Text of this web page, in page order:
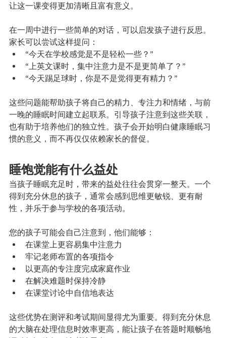
让这一课变得更加清晰且富有意义。
在一周中进行一些简单的对话，可以启发孩子进行反思。
家长可以尝试这样提问：
“今天在学校感觉是不是轻松一些？”
“上英文课时，集中注意力是不是更简单了？”
“今天踢足球时，你是不是觉得更有精力？”
这些问题能帮助孩子将自己的精力、专注力和情绪，与前
一晚的睡眠时间建立起联系。引导孩子注意到这些关联，
也有助于培养他们的独立性。孩子会开始明白健康睡眠习
惯的意义，而不再仅仅依赖家长的督促。
睡饱觉能有什么益处
当孩子睡眠充足时，带来的益处往往会贯穿一整天。一个
得到充分休息的孩子，通常会感到思维更敏锐、更有耐
性，并乐于参与学校的各项活动。
您的孩子可能会自己注意到，他们能够：
在课堂上更容易集中注意力
牢记老师布置的各项指令
以更高的专注度完成家庭作业
在解决难题时保持冷静
在课堂讨论中自信地表达
这些优势在测评和考试期间显得尤为重要。得到充分休息
的大脑在处理信息时效率更高，能让孩子在答题时顺畅地